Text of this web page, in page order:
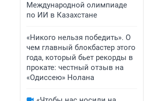
Международной олимпиаде
по ИИ в Казахстане
«Никого нельзя победить». О
чем главный блокбастер этого
года, который бьет рекорды в
прокате: честный отзыв на
«Одиссею» Нолана